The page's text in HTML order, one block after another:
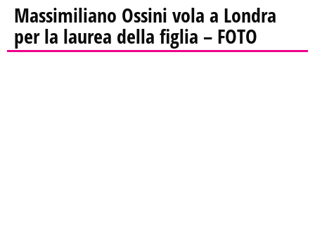
Massimiliano Ossini vola a Londra
per la laurea della figlia – FOTO